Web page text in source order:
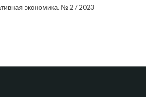
экономика. № 2 / 2023